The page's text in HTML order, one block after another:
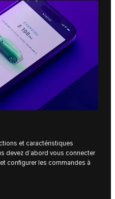
et caractéristiques
devez d’abord vous connecter
configurer les commandes à